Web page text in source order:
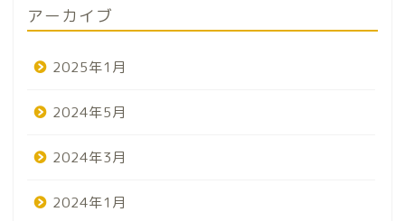
アーカイブ
2025年1月
2024年5月
2024年3月
2024年1月